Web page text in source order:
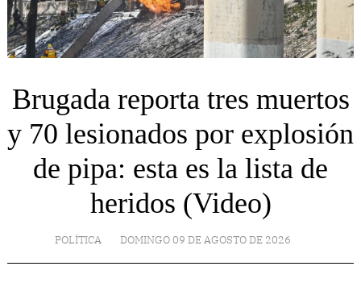
Brugada reporta tres muertos
y 70 lesionados por explosión
de pipa: esta es la lista de
heridos (Video)
POLÍTICA DOMINGO 09 DE AGOSTO DE 2026